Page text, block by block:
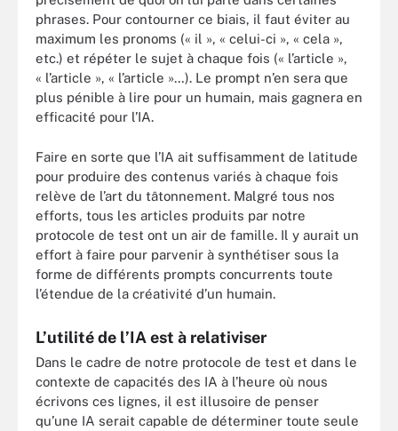
phrases. Pour contourner ce biais, il faut éviter au
maximum les pronoms (« il », « celui-ci », « cela »,
etc.) et répéter le sujet à chaque fois (« l’article »,
« l’article », « l’article »…). Le prompt n’en sera que
plus pénible à lire pour un humain, mais gagnera en
efficacité pour l’IA.
Faire en sorte que l’IA ait suffisamment de latitude
pour produire des contenus variés à chaque fois
relève de l’art du tâtonnement. Malgré tous nos
efforts, tous les articles produits par notre
protocole de test ont un air de famille. Il y aurait un
effort à faire pour parvenir à synthétiser sous la
forme de différents prompts concurrents toute
l’étendue de la créativité d’un humain.
L’utilité de l’IA est à relativiser
Dans le cadre de notre protocole de test et dans le
contexte de capacités des IA à l’heure où nous
écrivons ces lignes, il est illusoire de penser
qu’une IA serait capable de déterminer toute seule